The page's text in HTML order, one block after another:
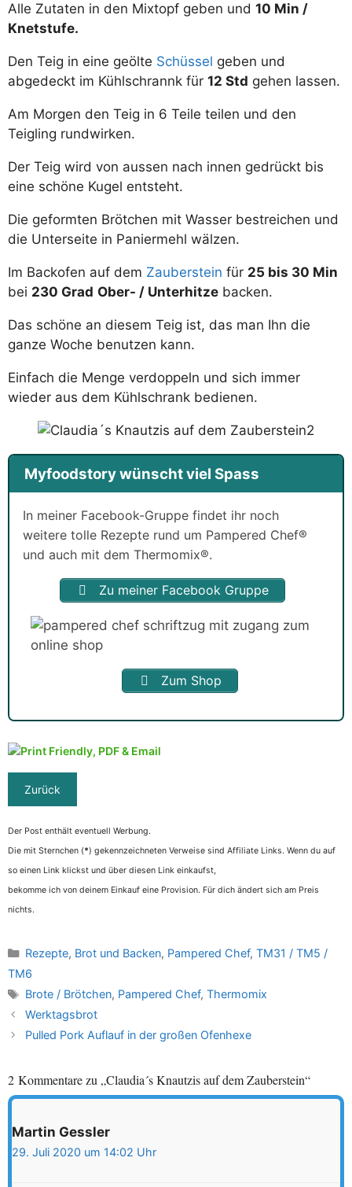
Alle Zutaten in den Mixtopf geben und 10 Min /
Knetstufe.
Den Teig in eine geölte Schüssel geben und
abgedeckt im Kühlschrannk für 12 Std gehen lassen.
Am Morgen den Teig in 6 Teile teilen und den
Teigling rundwirken.
Der Teig wird von aussen nach innen gedrückt bis
eine schöne Kugel entsteht.
Die geformten Brötchen mit Wasser bestreichen und
die Unterseite in Paniermehl wälzen.
Im Backofen auf dem Zauberstein für 25 bis 30 Min
bei 230 Grad Ober- / Unterhitze backen.
Das schöne an diesem Teig ist, das man Ihn die
ganze Woche benutzen kann.
Einfach die Menge verdoppeln und sich immer
wieder aus dem Kühlschrank bedienen.
Myfoodstory wünscht viel Spass
In meiner Facebook-Gruppe findet ihr noch
weitere tolle Rezepte rund um Pampered Chef®
und auch mit dem Thermomix®.
Zu meiner Facebook Gruppe
Zum Shop
Der Post enthält eventuell Werbung.
Die mit Sternchen (*) gekennzeichneten Verweise sind Affiliate Links. Wenn du auf
so einen Link klickst und über diesen Link einkaufst,
bekomme ich von deinem Einkauf eine Provision. Für dich ändert sich am Preis
nichts.
Kategorien
Rezepte, Brot und Backen, Pampered Chef, TM31 / TM5 /
TM6
Schlagwörter
Brote / Brötchen, Pampered Chef, Thermomix
Werktagsbrot
Pulled Pork Auflauf in der großen Ofenhexe
2 Kommentare zu „Claudia´s Knautzis auf dem Zauberstein“
Martin Gessler
29. Juli 2020 um 14:02 Uhr